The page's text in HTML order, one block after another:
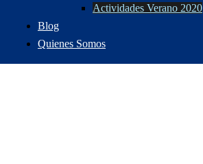
Actividades Verano 2020
Blog
Quienes Somos